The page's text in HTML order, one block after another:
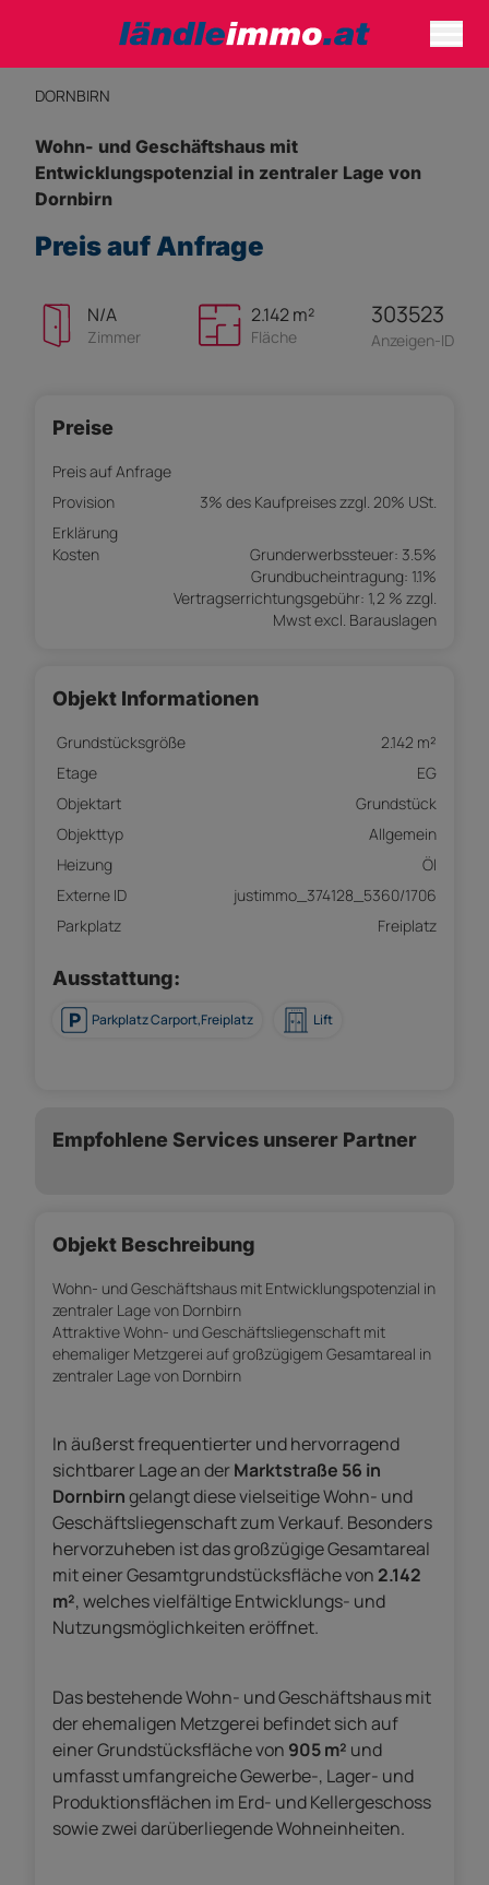
DORNBIRN
Wohn- und Geschäftshaus mit
Entwicklungspotenzial in zentraler Lage von
Dornbirn
Preis auf Anfrage
N/A
Zimmer
2.142 m²
Fläche
303523
Anzeigen-ID
Preise
Preis auf Anfrage
Provision
3% des Kaufpreises zzgl. 20% USt.
Erklärung
Kosten
Grunderwerbssteuer: 3.5%
Grundbucheintragung: 1.1%
Vertragserrichtungsgebühr: 1,2 % zzgl.
Mwst excl. Barauslagen
Objekt Informationen
Grundstücksgröße
2.142 m²
Etage
EG
Objektart
Grundstück
Objekttyp
Allgemein
Heizung
Öl
Externe ID
justimmo_374128_5360/1706
Parkplatz
Freiplatz
Ausstattung:
Parkplatz Carport,Freiplatz Lift
Empfohlene Services unserer Partner
Objekt Beschreibung
Wohn- und Geschäftshaus mit Entwicklungspotenzial in
zentraler Lage von Dornbirn
Attraktive Wohn- und Geschäftsliegenschaft mit
ehemaliger Metzgerei auf großzügigem Gesamtareal in
zentraler Lage von Dornbirn
In äußerst frequentierter und hervorragend
sichtbarer Lage an derMarktstraße 56 in
Dornbirngelangt diese vielseitige Wohn- und
Geschäftsliegenschaft zum Verkauf. Besonders
hervorzuheben ist das großzügige Gesamtareal
mit einer Gesamtgrundstücksfläche von 2.142
m², welches vielfältige Entwicklungs- und
Nutzungsmöglichkeiten eröffnet.
Das bestehende Wohn- und Geschäftshaus mit
der ehemaligen Metzgerei befindet sich auf
einer Grundstücksfläche von 905 m² und
umfasst umfangreiche Gewerbe-, Lager- und
Produktionsflächen im Erd- und Kellergeschoss
sowie zwei darüberliegende Wohneinheiten.